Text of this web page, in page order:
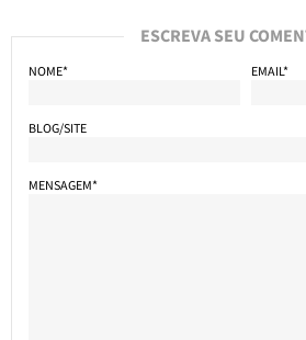
ESCREVA SEU
NOME* EMAIL*
BLOG/SITE
MENSAGEM*